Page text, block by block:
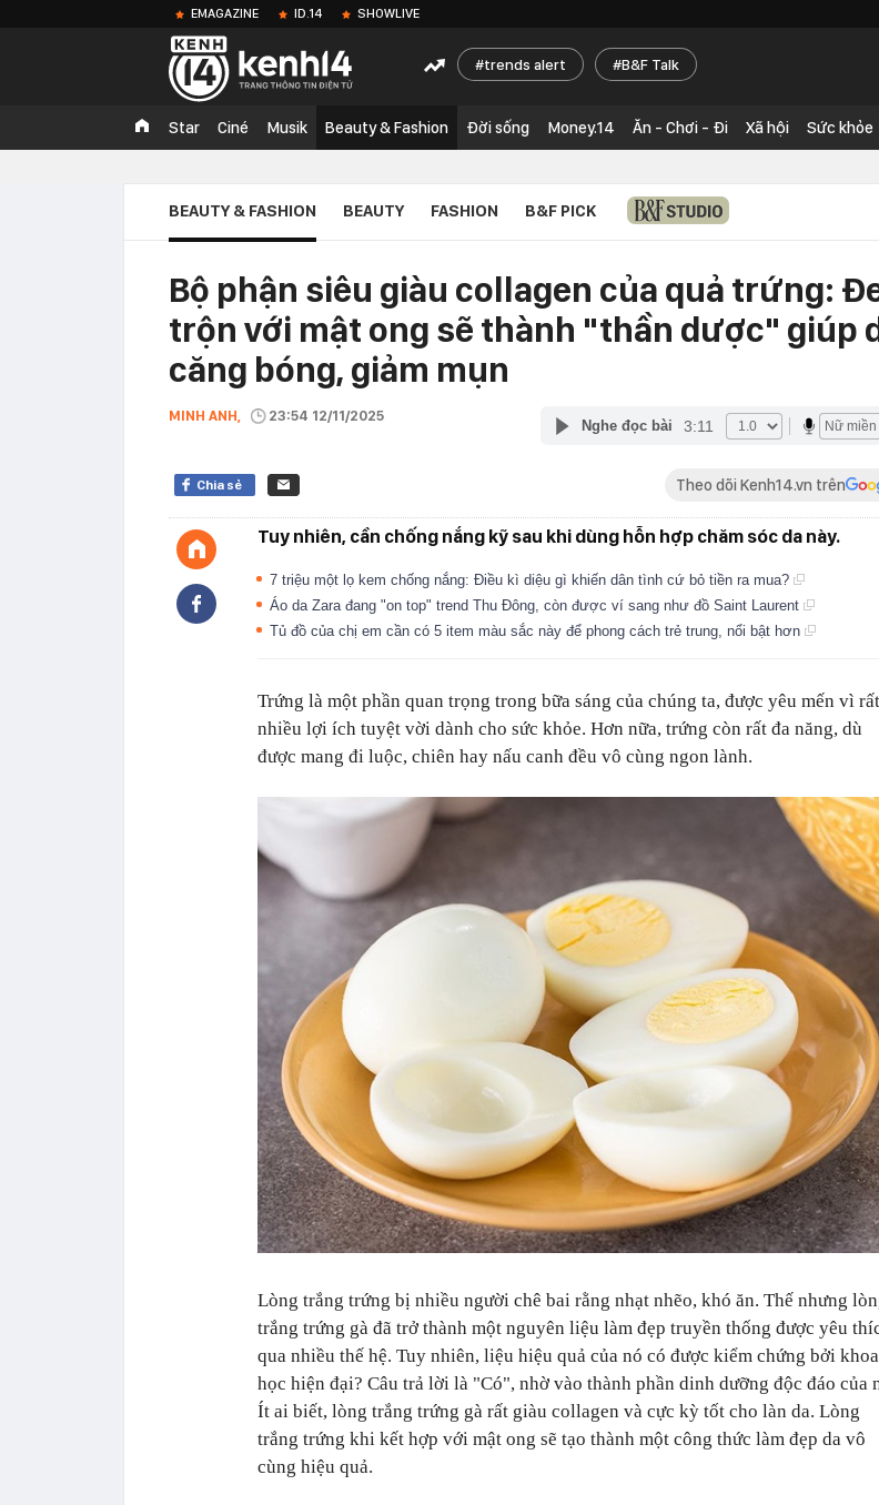
EMAGAZINE ID.14 SHOWLIVE
trends alert B&F Talk
Star Ciné Musik Beauty & Fashion Đời sống Money.14 Ăn - Chơi - Đi Xã hội Sức khỏe
BEAUTY & FASHION BEAUTY FASHION B&F PICK
Bộ phận siêu giàu collagen của quả trứng:
trộn với mật ong sẽ thành "thần dược" giúp
căng bóng, giảm mụn
MINH ANH, 23:54 12/11/2025
Nghe đọc bài 3:11
Chia sẻ Theo dõi Kenh14.vn trên
Tuy nhiên, cần chống nắng kỹ sau khi dùng hỗn hợp chăm sóc da này.
7 triệu một lọ kem chống nắng: Điều kì diệu gì khiến dân tình cứ bỏ tiền ra mua?
Áo da Zara đang "on top" trend Thu Đông, còn được ví sang như đồ Saint Laurent
Tủ đồ của chị em cần có 5 item màu sắc này để phong cách trẻ trung, nổi bật hơn
Trứng là một phần quan trọng trong bữa sáng của chúng ta, được yêu mến vì rất
nhiều lợi ích tuyệt vời dành cho sức khỏe. Hơn nữa, trứng còn rất đa năng, dù
được mang đi luộc, chiên hay nấu canh đều vô cùng ngon lành.
Lòng trắng trứng bị nhiều người chê bai rằng nhạt nhẽo, khó ăn. Thế nhưng
trắng trứng gà đã trở thành một nguyên liệu làm đẹp truyền thống được yêu
qua nhiều thế hệ. Tuy nhiên, liệu hiệu quả của nó có được kiểm chứng bởi khoa
học hiện đại? Câu trả lời là "Có", nhờ vào thành phần dinh dưỡng độc đáo của
Ít ai biết, lòng trắng trứng gà rất giàu collagen và cực kỳ tốt cho làn da. Lòng
trắng trứng khi kết hợp với mật ong sẽ tạo thành một công thức làm đẹp da vô
cùng hiệu quả.